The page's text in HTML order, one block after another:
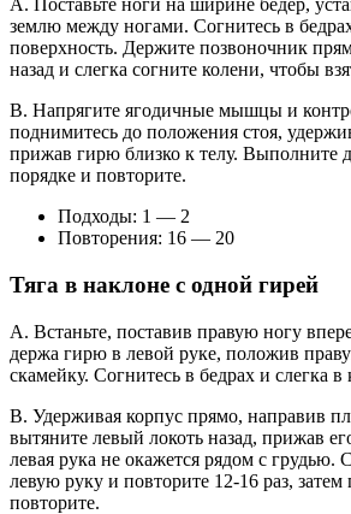
A. Поставьте ноги на ширине бедер,
землю между ногами. Согнитесь в
поверхность. Держите позвоночник
назад и слегка согните колени, чтобы
B. Напрягите ягодичные мышцы и
поднимитесь до положения стоя,
прижав гирю близко к телу. Выполните
порядке и повторите.
Подходы: 1 — 2
Повторения: 16 — 20
Тяга в наклоне с одной гирей
A. Встаньте, поставив правую ногу
держа гирю в левой руке, положив
скамейку. Согнитесь в бедрах и слегка в
B. Удерживая корпус прямо, направив
вытяните левый локоть назад, прижав
левая рука не окажется рядом с грудью.
левую руку и повторите 12-16 раз,
повторите.